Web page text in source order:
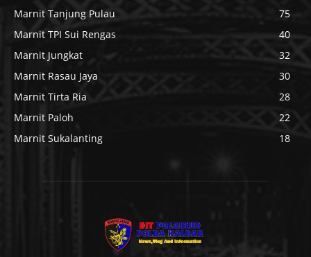
Marnit Tanjung Pulau
75
Marnit TPI Sui Rengas
40
Marnit Jungkat
32
Marnit Rasau Jaya
30
Marnit Tirta Ria
28
Marnit Paloh
22
Marnit Sukalanting
18